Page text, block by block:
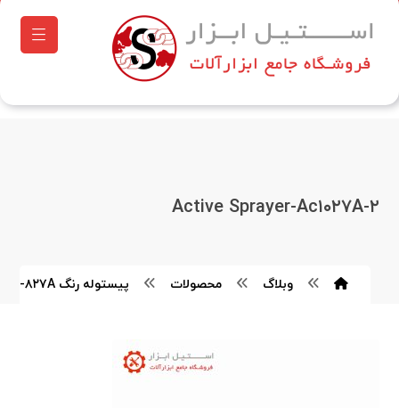
Active Sprayer-Ac۱۰۲۷A-۲
وبلاگ محصولات پیستوله رنگ HK-۸۲۷A اکتیو مدل AC۱۰۲۷A